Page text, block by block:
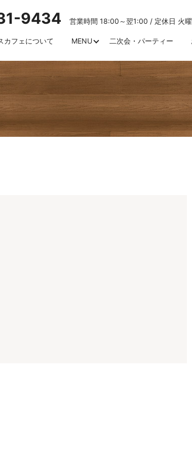
9434 営業時間 18:00～翌1:00 / 定休日 火曜
カフェについて MENU 二次会・パーティー